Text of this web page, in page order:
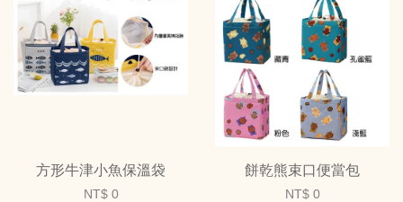
方形牛津小魚保溫袋
NT$ 0
餅乾熊束口便當包
NT$ 0